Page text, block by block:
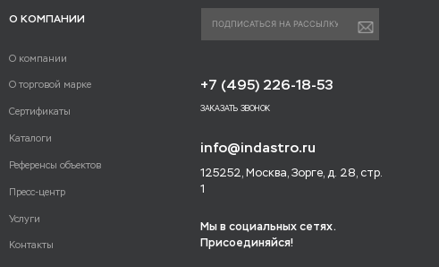
О КОМПАНИИ
О компании
О торговой марке
Сертификаты
Каталоги
Референсы объектов
Пресс-центр
Услуги
Контакты
+7 (495) 226-18-53
ЗАКАЗАТЬ ЗВОНОК
info@indastro.ru
125252, Москва, Зорге, д. 28, стр.
1
Мы в социальных сетях.
Присоединяйся!